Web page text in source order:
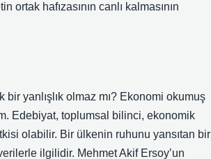
hafızasının canlı kalmasının
yanlışlık olmaz mı? Ekonomi okumuş
Edebiyat, toplumsal bilinci, ekonomik
olabilir. Bir ülkenin ruhunu yansıtan bir
ilgilidir. Mehmet Akif Ersoy’un